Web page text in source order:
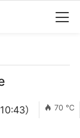
） 70 ℃